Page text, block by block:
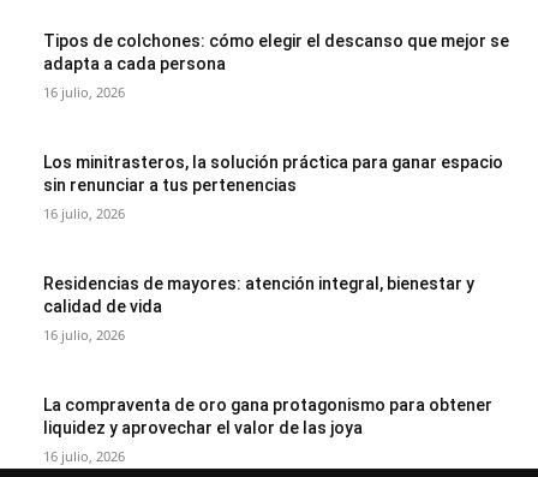
Tipos de colchones: cómo elegir el descanso que mejor se
adapta a cada persona
16 julio, 2026
Los minitrasteros, la solución práctica para ganar espacio
sin renunciar a tus pertenencias
16 julio, 2026
Residencias de mayores: atención integral, bienestar y
calidad de vida
16 julio, 2026
La compraventa de oro gana protagonismo para obtener
liquidez y aprovechar el valor de las joya
16 julio, 2026